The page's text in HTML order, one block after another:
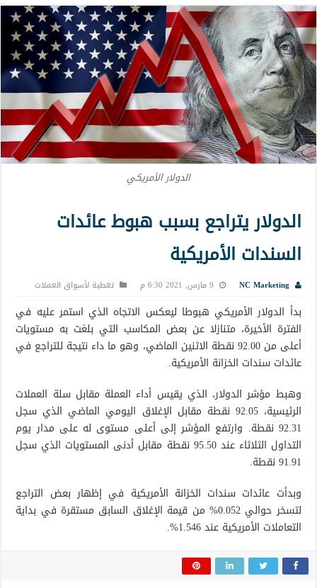
الدولار الأمريكي
الدولار يتراجع بسبب هبوط عائدات
السندات الأمريكية
NC Marketing 9 مارس, 2021 6:30 م تغطية لأسواق العملات
بدأ الدولار الأمريكي هبوطا ليعكس الاتجاه الذي استمر عليه في
الفترة الأخيرة، متنازلا عن بعض المكاسب التي بلغت به مستويات
أعلى من 92.00 نقطة الاثنين الماضي، وهو ما داء نتيجة للتراجع في
عائدات سندات الخزانة الأمريكية.
وهبط مؤشر الدولار، الذي يقيس أداء العملة مقابل سلة العملات
الرئيسية، 92.05 نقطة مقابل الإغلاق اليومي الماضي الذي سجل
92.31 نقطة. وارتفع المؤشر إلى أعلى مستوى له على مدار يوم
التداول الثلاثاء عند 95.50 نقطة مقابل أدنى المستويات الذي سجل
91.91 نقطة.
وبدأت عائدات سندات الخزانة الأمريكية في إظهار بعض التراجع
لتسخر حوالي 0.052% من قيمة الإغلاق السابق مستقرة في بداية
التعاملات الأمريكية عند 1.546%.